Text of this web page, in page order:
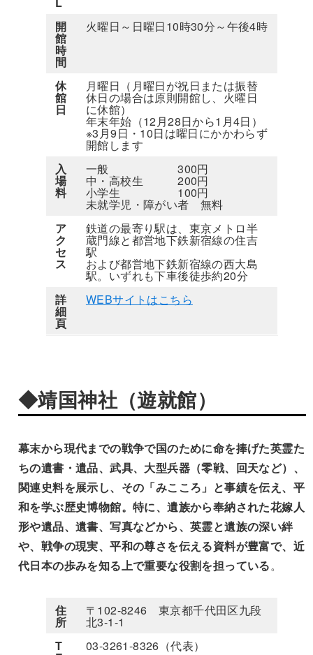
開
館
時
間
火曜日～日曜日10時30分～午後4時
休
館
日
月曜日（月曜日が祝日または振替
休日の場合は原則開館し、火曜日
に休館）
年末年始（12月28日から1月4日）
※3月9日・10日は曜日にかかわらず
開館します
入
場
料
一般 300円
中・高校生 200円
小学生 100円
未就学児・障がい者 無料
ア
ク
セ
ス
鉄道の最寄り駅は、東京メトロ半
蔵門線と都営地下鉄新宿線の住吉
駅
および都営地下鉄新宿線の西大島
駅。いずれも下車後徒歩約20分
詳
細
頁
WEBサイトはこちら
◆靖国神社（遊就館）
幕末から現代までの戦争で国のために命を捧げた英霊た
ちの遺書・遺品、武具、大型兵器（零戦、回天など）、
関連史料を展示し、その「みこころ」と事績を伝え、平
和を学ぶ歴史博物館。特に、遺族から奉納された花嫁人
形や遺品、遺書、写真などから、英霊と遺族の深い絆
や、戦争の現実、平和の尊さを伝える資料が豊富で、近
代日本の歩みを知る上で重要な役割を担っている。
住
所
〒102-8246 東京都千代田区九段
北3-1-1
T
03-3261-8326（代表）